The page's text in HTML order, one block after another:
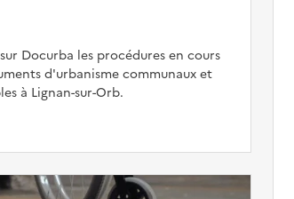
Docurba les procédures en cours
d'urbanisme communaux et
à Lignan-sur-Orb.